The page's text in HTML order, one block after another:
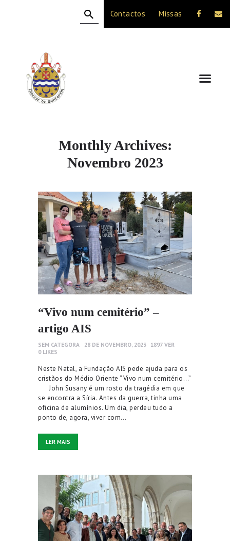
Contactos Missas
Monthly Archives:
Novembro 2023
A DIOCESE
CELEBRAÇÃO
VIDA CRISTÃ
NOTÍCIAS
“Vivo num cemitério” –
artigo AIS
SEM CATEGORA 28 DE NOVEMBRO, 2023 1897 VER
0 LIKES
Neste Natal, a Fundação AIS pede ajuda para os
cristãos do Médio Oriente “Vivo num cemitério…”
John Susany é um rosto da tragédia em que
se encontra a Síria. Antes da guerra, tinha uma
oficina de alumínios. Um dia, perdeu tudo a
ponto de, agora, viver com…
LER MAIS